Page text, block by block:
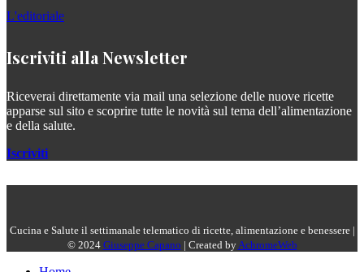
L'editoriale
Iscriviti alla Newsletter
Riceverai direttamente via mail una selezione delle nuove ricette
apparse sul sito e scoprire tutte le novità sul tema dell’alimentazione
e della salute.
Iscriviti
Cucina e Salute il settimanale telematico di ricette, alimentazione e benessere |
© 2024 Giuseppe Capano | Created byAchromeWeb